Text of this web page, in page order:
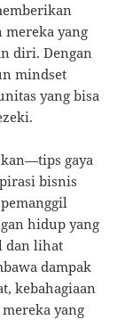
mereka yang
diri. Dengan
mindset
yang bisa
gaya
bisnis
hidup yang
dan lihat
dampak
kebahagiaan
yang